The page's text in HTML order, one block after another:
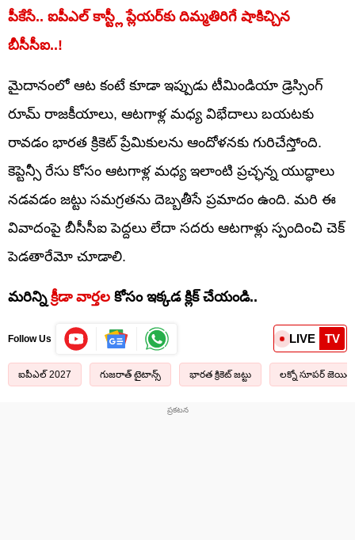
పీకేసే.. ఐపీఎల్ కాస్ట్లీ ప్లేయర్‌కు దిమ్మతిరిగే షాకిచ్చిన
బీసీసీఐ..!
మైదానంలో ఆట కంటే కూడా ఇప్పుడు టీమిండియా డ్రెస్సింగ్
రూమ్ రాజకీయాలు, ఆటగాళ్ల మధ్య విభేదాలు బయటకు
రావడం భారత క్రికెట్ ప్రేమికులను ఆందోళనకు గురిచేస్తోంది.
కెప్టెన్సీ రేసు కోసం ఆటగాళ్ల మధ్య ఇలాంటి ప్రచ్ఛన్న యుద్ధాలు
నడవడం జట్టు సమగ్రతను దెబ్బతీసే ప్రమాదం ఉంది. మరి ఈ
వివాదంపై బీసీసీఐ పెద్దలు లేదా సదరు ఆటగాళ్లు స్పందించి చెక్‌
పెడతారేమో చూడాలి.
మరిన్ని క్రీడా వార్తల కోసం ఇక్కడ క్లిక్ చేయండి..
Follow Us LIVE TV
ఐపీఎల్ 2027 గుజరాత్ టైటాన్స్ భారత క్రికెట్ జట్టు లక్నో సూపర్